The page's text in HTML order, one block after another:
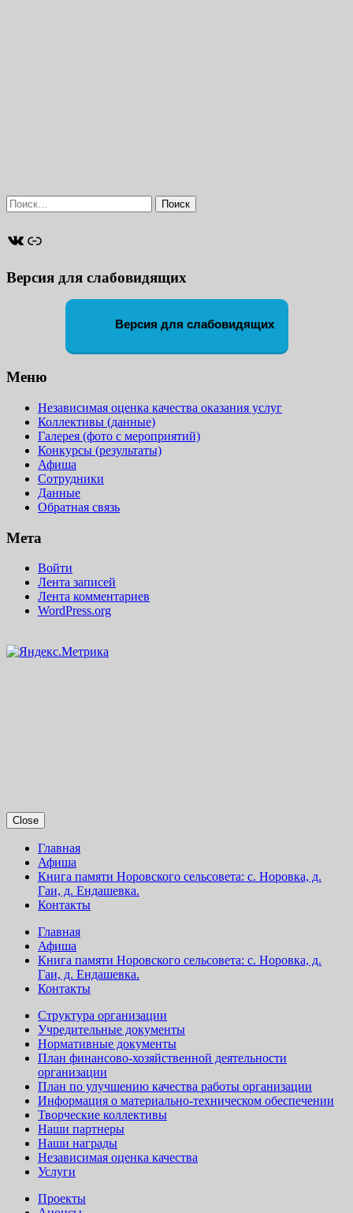
Найти:
ВКонтакте
Ссылка
Версия для слабовидящих
Версия для слабовидящих
Меню
Независимая оценка качества оказания услуг
Коллективы (данные)
Галерея (фото с мероприятий)
Конкурсы (результаты)
Афиша
Сотрудники
Данные
Обратная связь
Мета
Войти
Лента записей
Лента комментариев
WordPress.org
Close
Главная
Афиша
Книга памяти Норовского сельсовета: с. Норовка, д.
Гаи, д. Ендашевка.
Контакты
Главная
Афиша
Книга памяти Норовского сельсовета: с. Норовка, д.
Гаи, д. Ендашевка.
Контакты
Структура организации
Учредительные документы
Нормативные документы
План финансово-хозяйственной деятельности
организации
План по улучшению качества работы организации
Информация о материально-техническом обеспечении
Творческие коллективы
Наши партнеры
Наши награды
Независимая оценка качества
Услуги
Проекты